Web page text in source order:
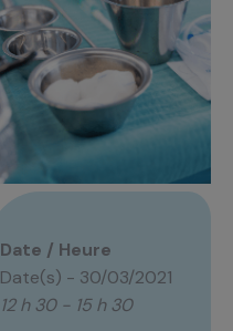
Date / Heure
Date(s) - 30/03/2021
12 h 30 - 15 h 30